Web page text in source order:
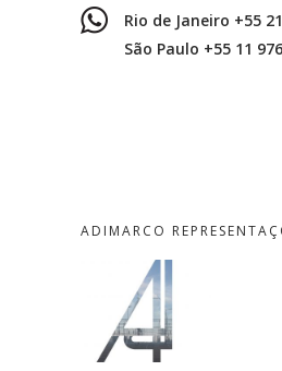
Rio de Janeiro +55
São Paulo +55 11
ADIMARCO